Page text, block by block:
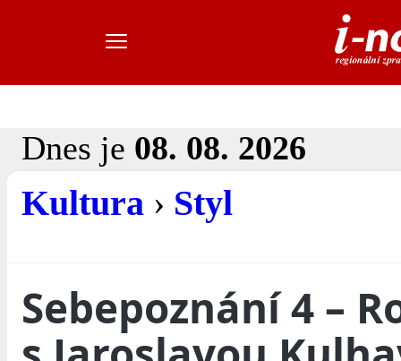
Dnes je 08. 08. 2026
Kultura › Styl
Sebepoznání 4 –